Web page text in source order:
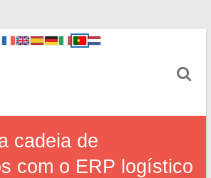
cadeia de
com o ERP logístico